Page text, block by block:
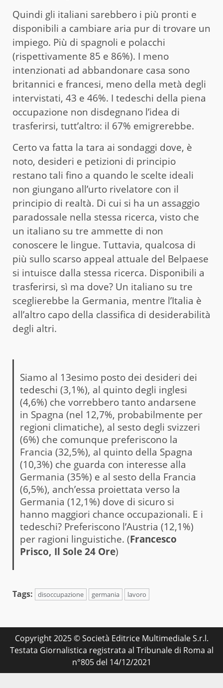
Quindi gli italiani sarebbero i più pronti e
disponibili a cambiare aria pur di trovare un
impiego. Più di spagnoli e polacchi
(rispettivamente 85 e 86%). I meno
intenzionati ad abbandonare casa sono
britannici e francesi, meno della metà degli
intervistati, 43 e 46%. I tedeschi della piena
occupazione non disdegnano l’idea di
trasferirsi, tutt’altro: il 67% emigrerebbe.
Certo va fatta la tara ai sondaggi dove, è
noto, desideri e petizioni di principio
restano tali fino a quando le scelte ideali
non giungano all’urto rivelatore con il
principio di realtà. Di cui si ha un assaggio
paradossale nella stessa ricerca, visto che
un italiano su tre ammette di non
conoscere le lingue. Tuttavia, qualcosa di
più sullo scarso appeal attuale del Belpaese
si intuisce dalla stessa ricerca. Disponibili a
trasferirsi, sì ma dove? Un italiano su tre
sceglierebbe la Germania, mentre l’Italia è
all’altro capo della classifica di desiderabilità
degli altri.
Siamo al 13esimo posto dei desideri dei
tedeschi (3,1%), al quinto degli inglesi
(4,6%) che vorrebbero tanto andarsene
in Spagna (nel 12,7%, probabilmente per
regioni climatiche), al sesto degli svizzeri
(6%) che comunque preferiscono la
Francia (32,5%), al quinto della Spagna
(10,3%) che guarda con interesse alla
Germania (35%) e al sesto della Francia
(6,5%), anch’essa proiettata verso la
Germania (12,1%) dove di sicuro si
hanno maggiori chance occupazionali. E i
tedeschi? Preferiscono l’Austria (12,1%)
per ragioni linguistiche. (Francesco
Prisco, Il Sole 24 Ore)
Tags: disoccupazione germania lavoro
Copyright 2025 © Società Editrice Multimediale S.r.l.
Testata Giornalistica registrata al Tribunale di Roma al
n°805 del 14/12/2021